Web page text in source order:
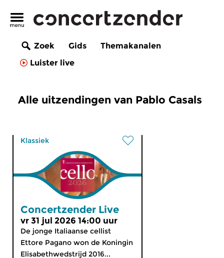
Zoek Gids
Themakanalen
Luister live
Alle uitzendingen van Pablo Casals
Klassiek
Concertzender Live
vr 31 jul 2026 14:00 uur
De jonge Italiaanse cellist
Ettore Pagano won de Koningin
Elisabethwedstrijd 2016...